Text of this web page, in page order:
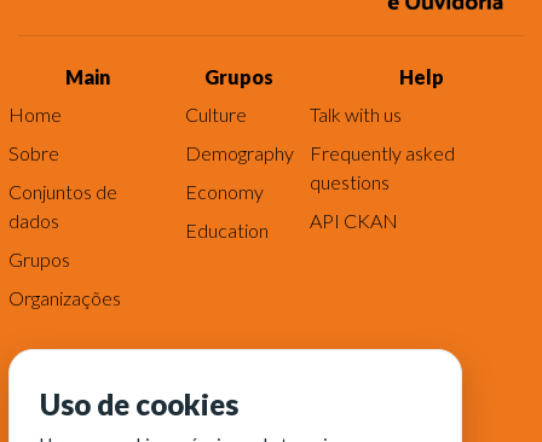
Main
Home
Sobre
Conjuntos de
dados
Grupos
Organizações
Grupos
Culture
Demography
Economy
Education
Help
Talk with us
Frequently asked
questions
API CKAN
Uso de cookies